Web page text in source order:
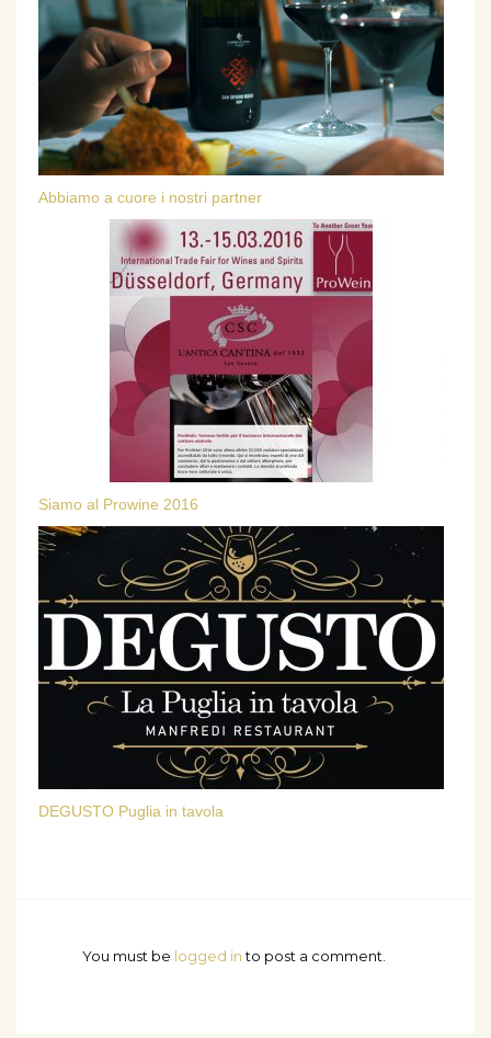
Abbiamo a cuore i nostri partner
Siamo al Prowine 2016
DEGUSTO Puglia in tavola
You must be logged into post a comment.